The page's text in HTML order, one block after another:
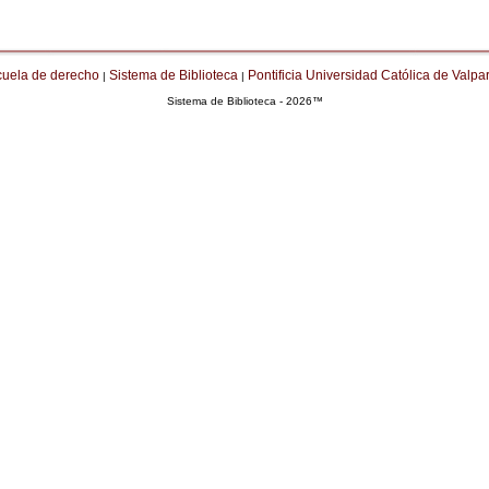
de derecho | Sistema de Biblioteca | Pontificia Universidad Católica de
Sistema de Biblioteca - 2026™